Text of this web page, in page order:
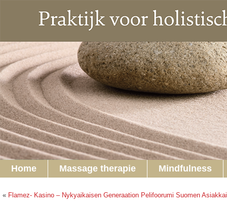
Home Massage therapie Mindfulness
« Flamez- Kasino – Nykyaikaisen Generaation Pelifoorumi Suomen